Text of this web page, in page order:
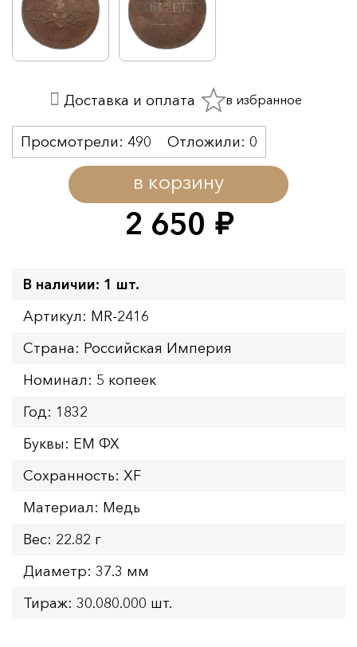
2 650 руб.
в корзину
Просмотрели: 490 Отложили: 0
Доставка и оплата в избранное
В наличии: 1 шт.
Артикул: MR-2416
Страна: Российская Империя
Номинал: 5 копеек
Год: 1832
Буквы: ЕМ ФХ
Сохранность: XF
Материал: Медь
Вес: 22.82 г
Диаметр: 37.3 мм
Тираж: 30.080.000 шт.